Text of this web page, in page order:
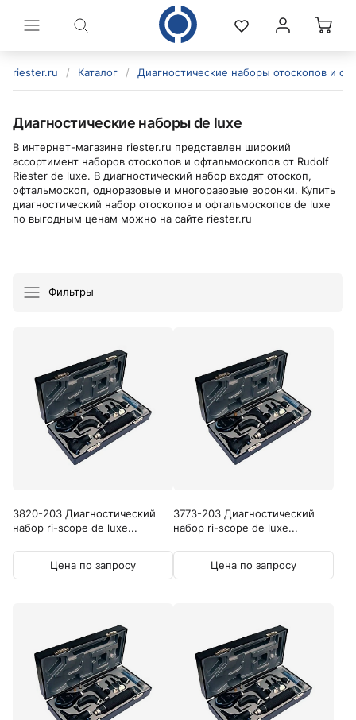
riester.ru / Каталог / Диагностические наборы отоскопов и
Диагностические наборы de luxe
В интернет-магазине riester.ru представлен широкий
ассортимент наборов отоскопов и офтальмоскопов от Rudolf
Riester de luxe. В диагностический набор входят отоскоп,
офтальмоскоп, одноразовые и многоразовые воронки. Купить
диагностический набор отоскопов и офтальмоскопов de luxe
по выгодным ценам можно на сайте riester.ru
Фильтры
3820-203 Диагностический
набор ri-scope de luxe...
Цена по запросу
3773-203 Диагностический
набор ri-scope de luxe...
Цена по запросу